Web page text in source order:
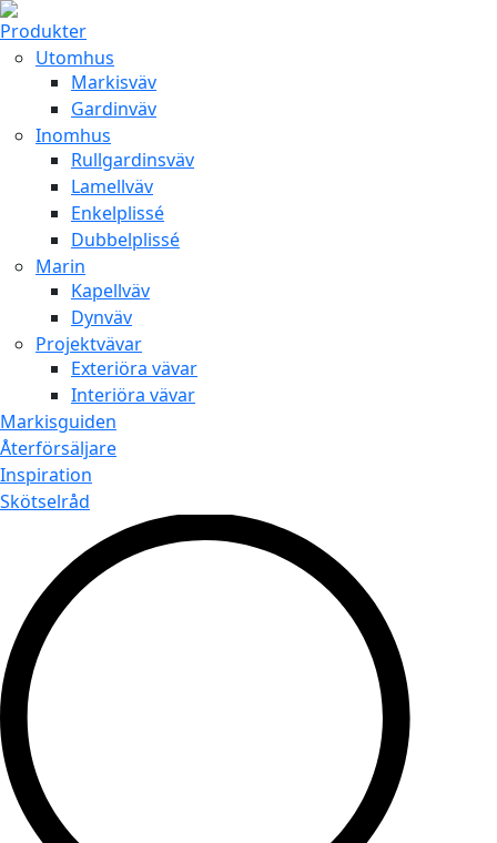
Produkter
Utomhus
Markisväv
Gardinväv
Inomhus
Rullgardinsväv
Lamellväv
Enkelplissé
Dubbelplissé
Marin
Kapellväv
Dynväv
Projektvävar
Exteriöra vävar
Interiöra vävar
Markisguiden
Återförsäljare
Inspiration
Skötselråd